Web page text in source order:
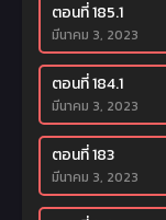
ตอนที่ 185.1
มีนาคม 3, 2023
ตอนที่ 184.1
มีนาคม 3, 2023
ตอนที่ 183
มีนาคม 3, 2023